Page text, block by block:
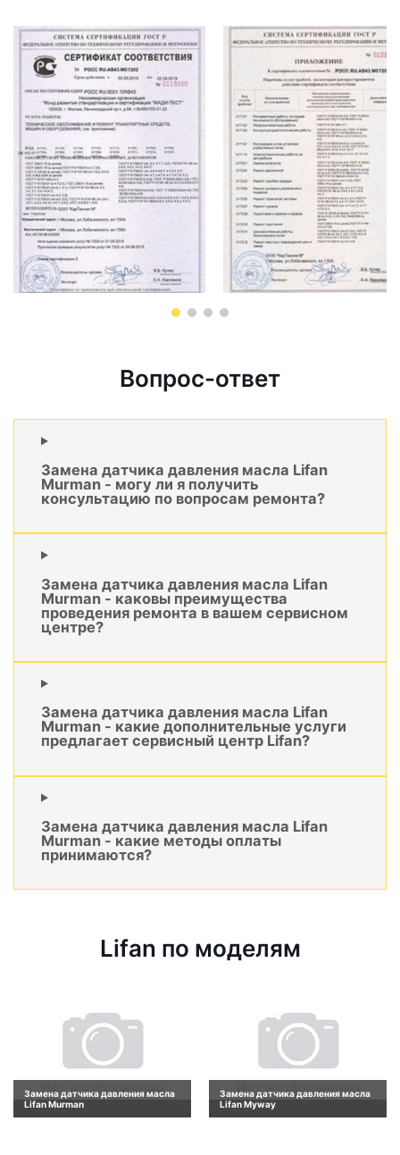
Вопрос-ответ
Замена датчика давления масла Lifan
Murman - могу ли я получить
консультацию по вопросам ремонта?
Замена датчика давления масла Lifan
Murman - каковы преимущества
проведения ремонта в вашем сервисном
центре?
Замена датчика давления масла Lifan
Murman - какие дополнительные услуги
предлагает сервисный центр Lifan?
Замена датчика давления масла Lifan
Murman - какие методы оплаты
принимаются?
Lifan по моделям
Замена датчика давления масла
Lifan Murman
Замена датчика давления масла
Lifan Myway